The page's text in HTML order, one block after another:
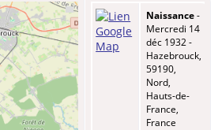
Naissance-
Mercredi 14
déc 1932 -
Hazebrouck,
59190,
Nord,
Hauts-de-
France,
France